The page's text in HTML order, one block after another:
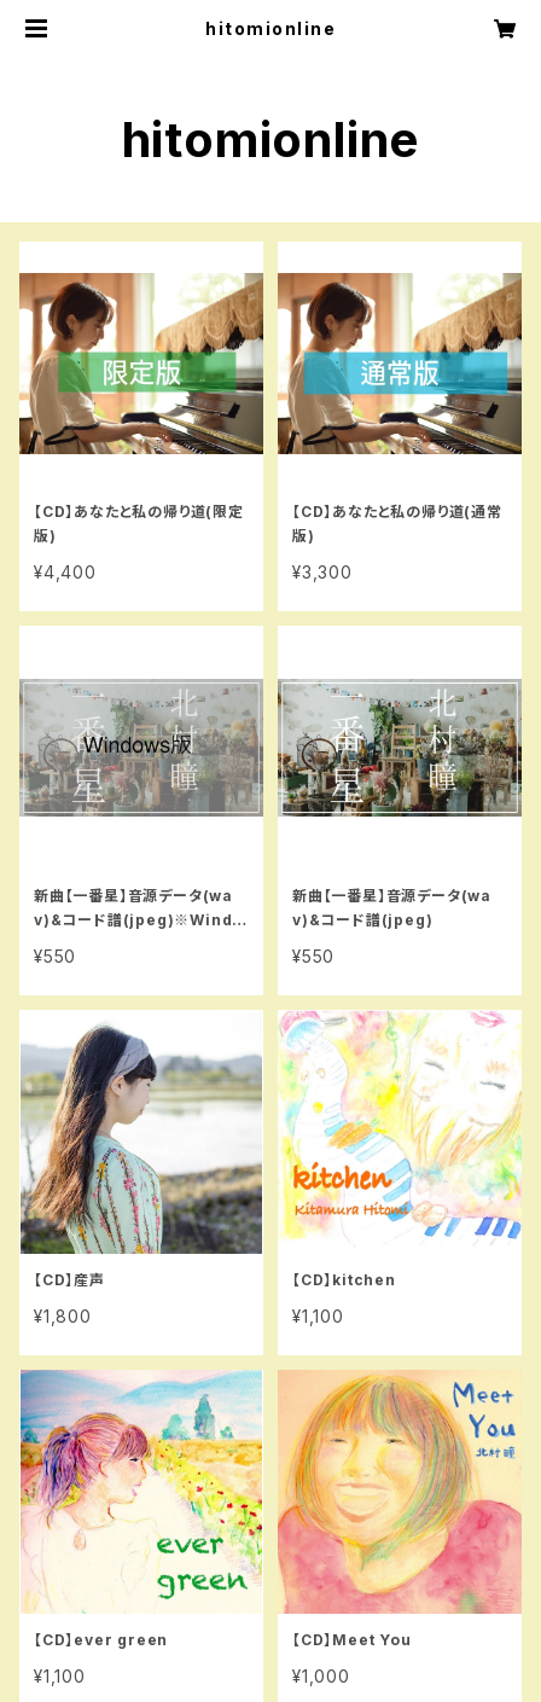
hitomionline
hitomionline
【CD】あなたと私の帰り道(限定
版)
¥4,400
【CD】あなたと私の帰り道(通常
版)
¥3,300
新曲【一番星】音源データ(wa
v)&コード譜(jpeg)※Windo
¥550
新曲【一番星】音源データ(wa
v)&コード譜(jpeg)
¥550
【CD】産声
¥1,800
【CD】kitchen
¥1,100
【CD】ever green
¥1,100
【CD】Meet You
¥1,000